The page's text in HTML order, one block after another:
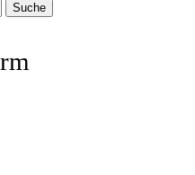
Suche